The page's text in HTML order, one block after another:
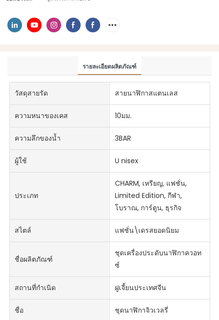
รายละเอียดผลิตภัณฑ์
วัสดุสายรัด สายนาฬิกาสแตนเลส
ความหนาของเคส 10มม.
ความลึกของน้ำ 3BAR
ผู้ใช้ U nisex
ประเภท
CHARM, เหรียญ, แฟชั่น,
Limited Edition, กีฬา,
โบราณ, การ์ตูน, ธุรกิจ
สไตล์ แฟชั่น\เดรสยอดนิยม
ชื่อผลิตภัณฑ์
ชุดเครื่องประดับนาฬิกาควอท
ซ์
สถานที่กำเนิด ฝูเจี้ยนประเทศจีน
ชื่อ ชุดนาฬิกาจิวเวลรี่